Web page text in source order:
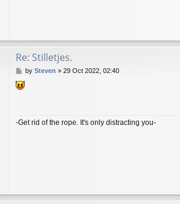
Re: Stilletjes.
P
s
by Steven » 29 Oct 2022, 02:40
-Get rid of the rope. It's only distracting you-